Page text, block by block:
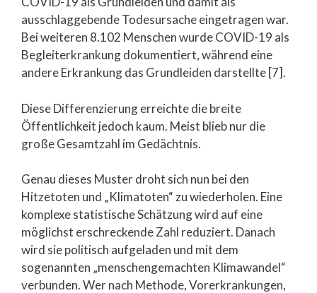
ausschlaggebende Todesursache eingetragen war.
Bei weiteren 8.102 Menschen wurde COVID-19 als
Begleiterkrankung dokumentiert, während eine
andere Erkrankung das Grundleiden darstellte [7].
Diese Differenzierung erreichte die breite
Öffentlichkeit jedoch kaum. Meist blieb nur die
große Gesamtzahl im Gedächtnis.
Genau dieses Muster droht sich nun bei den
Hitzetoten und „Klimatoten“ zu wiederholen. Eine
komplexe statistische Schätzung wird auf eine
möglichst erschreckende Zahl reduziert. Danach
wird sie politisch aufgeladen und mit dem
sogenannten „menschengemachten Klimawandel“
verbunden. Wer nach Methode, Vorerkrankungen,